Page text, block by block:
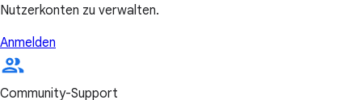
Nutzerkonten zu verwalten.
Anmelden
Community-Support